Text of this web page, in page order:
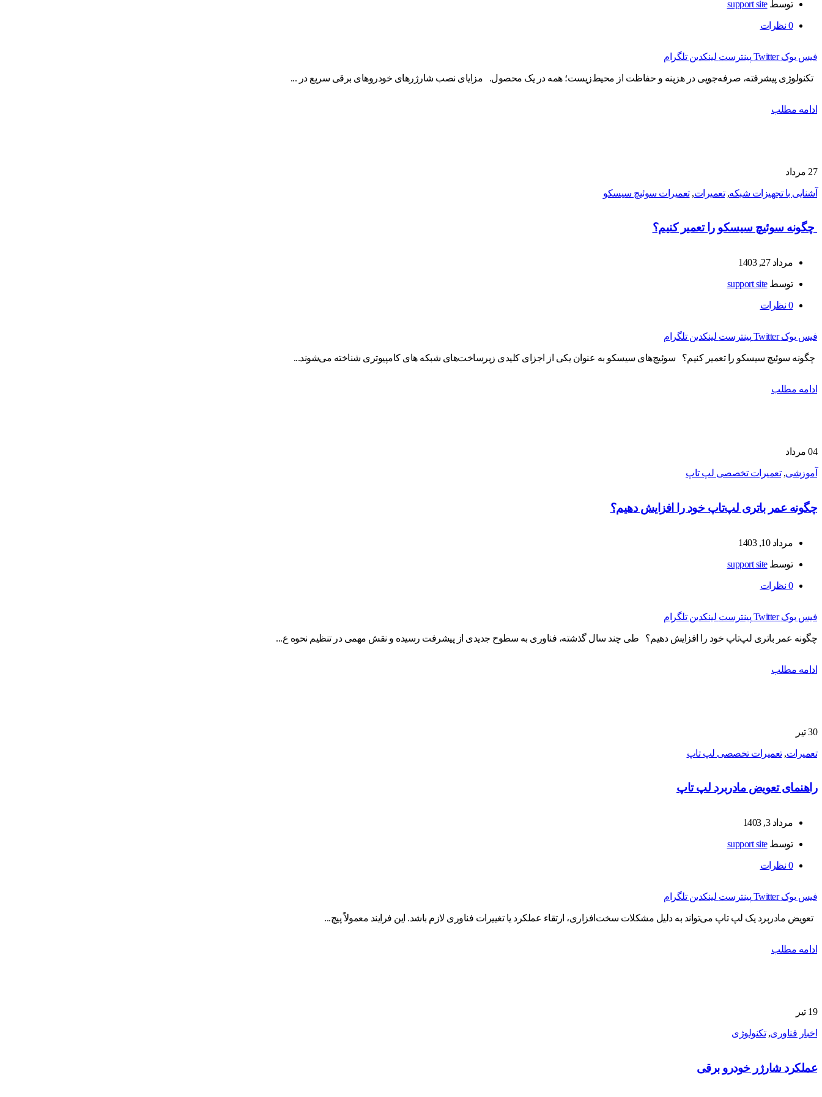
توسطsupport site
0 نظرات
فیس بوک Twitter پینترست لینکدین تلگرام
تکنولوژی پیشرفته، صرفه‌جویی در هزینه و حفاظت از محیط‌زیست؛ همه در یک محصول. مزایای نصب شارژرهای خودروهای برقی سریع در ...
ادامه مطلب
27 مرداد
آشنایی با تجهیزات شبکه,تعمیرات,تعمیرات سوئیچ سیسکو
چگونه سوئیچ سیسکو را تعمیر کنیم؟
مرداد 27, 1403
توسطsupport site
0 نظرات
فیس بوک Twitter پینترست لینکدین تلگرام
چگونه سوئیچ سیسکو را تعمیر کنیم؟ سوئیچ‌های سیسکو به عنوان یکی از اجزای کلیدی زیرساخت‌های شبکه‌ های کامپیوتری شناخته می‌شوند...
ادامه مطلب
04 مرداد
آموزشی,تعمیرات تخصصی لپ تاپ
چگونه عمر باتری لپ‌تاپ خود را افزایش دهیم؟
مرداد 10, 1403
توسطsupport site
0 نظرات
فیس بوک Twitter پینترست لینکدین تلگرام
چگونه عمر باتری لپ‌تاپ خود را افزایش دهیم؟ طی چند سال گذشته، فناوری به سطوح جدیدی از پیشرفت رسیده و نقش مهمی در تنظیم نحوه ع...
ادامه مطلب
30 تیر
تعمیرات,تعمیرات تخصصی لپ تاپ
راهنمای تعویض مادربرد لپ تاپ
مرداد 3, 1403
توسطsupport site
0 نظرات
فیس بوک Twitter پینترست لینکدین تلگرام
تعویض مادربرد یک لپ تاپ می‌تواند به دلیل مشکلات سخت‌افزاری، ارتقاء عملکرد یا تغییرات فناوری لازم باشد. این فرایند معمولاً پیچ...
ادامه مطلب
19 تیر
اخبار فناوری,تکنولوژی
عملکرد شارژر خودرو برقی